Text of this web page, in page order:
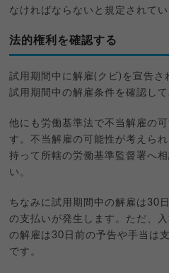
なければならないと規定されてい
法的権利を確認する
試用期間中に解雇(クビ)を宣告さ
試用期間中の解雇条件を確認して
他にも労働基準法で不当解雇の
す。不当解雇の可能性が考えら
持って所轄の労働基準監督署へ
い。
ちなみに試用期間中の解雇は30
の支払いが発生します。ただ、
の解雇は30日前の予告や手当は
です。